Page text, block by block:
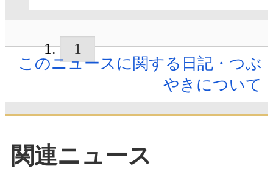
1
このニュースに関する日記・つぶ
やきについて
関連ニュース